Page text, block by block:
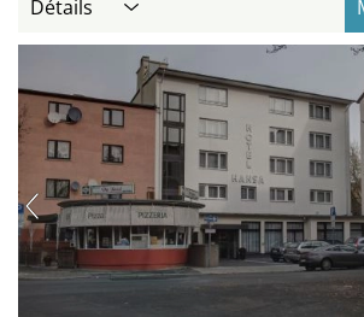
Détails